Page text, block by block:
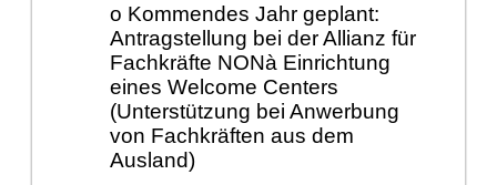
o Kommendes Jahr geplant:
Antragstellung bei der Allianz für
Fachkräfte NONà Einrichtung
eines Welcome Centers
(Unterstützung bei Anwerbung
von Fachkräften aus dem
Ausland)